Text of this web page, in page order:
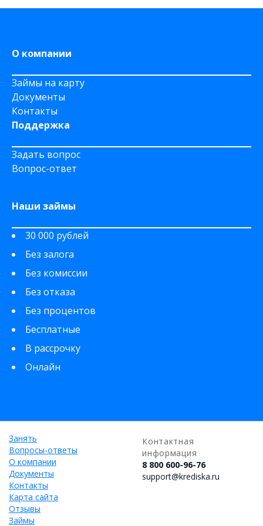
О компании
Займы на карту
Документы
Контакты
Поддержка
Задать вопрос
Вопрос-ответ
Наши займы
30 000 рублей
Без залога
Без комиссии
Без отказа
Без процентов
Бесплатные
В рассрочку
Онлайн
Занять
Вопросы-ответы
О компании
Документы
Контакты
Карта сайта
Отзывы
Займы
Контактная
информация
8 800 600-96-76
support@krediska.ru